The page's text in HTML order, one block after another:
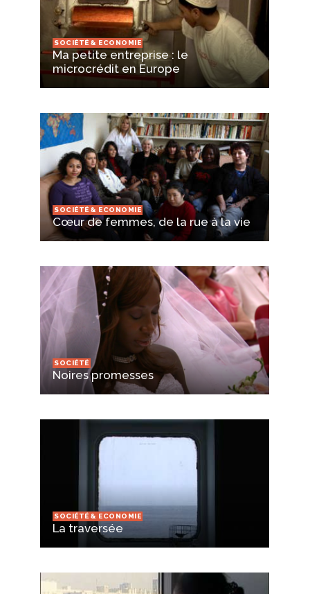
SOCIÉTÉ & ECONOMIE
Ma petite entreprise : le
microcrédit en Europe
SOCIÉTÉ & ECONOMIE
Cœur de femmes, de la rue à la vie
SOCIÉTÉ
Noires promesses
SOCIÉTÉ & ECONOMIE
La traversée